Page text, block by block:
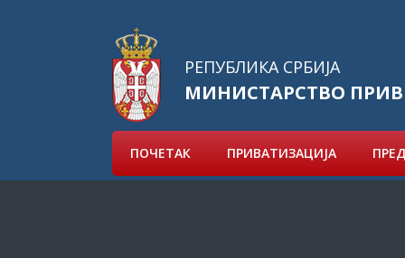
РЕПУБЛИКА СРБИЈА
МИНИСТАРСТВО
ПОЧЕТАК ПРИВАТИЗАЦИЈА